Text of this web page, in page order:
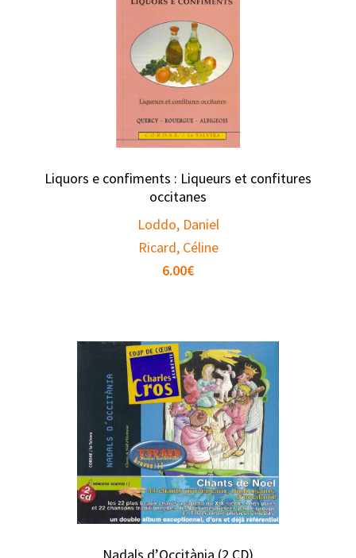
Liquors e confiments : Liqueurs et confitures
occitanes
Loddo, Daniel
Ricard, Céline
6.00€
Nadals d’Occitània (2 CD)